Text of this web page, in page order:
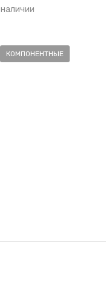
КОМПОНЕНТНЫЕ